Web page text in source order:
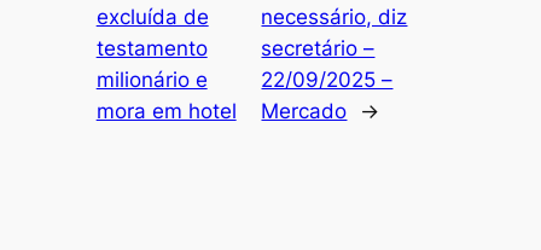
excluída de
testamento
milionário e
mora em hotel
necessário, diz
secretário –
22/09/2025 –
Mercado
→